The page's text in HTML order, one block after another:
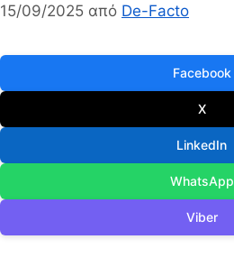
15/09/2025 από De-Facto
Facebook
X
LinkedIn
WhatsApp
Viber